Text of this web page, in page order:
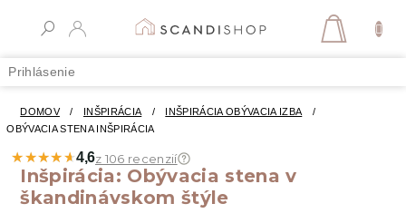
Prihlásenie
DOMOV / INŠPIRÁCIA / INŠPIRÁCIA OBÝVACIA IZBA
/
OBÝVACIA STENA INŠPIRÁCIA
★★★★★
★★★★★4,6z 106 recenzií
Inšpirácia: Obývacia stena v
škandinávskom štýle